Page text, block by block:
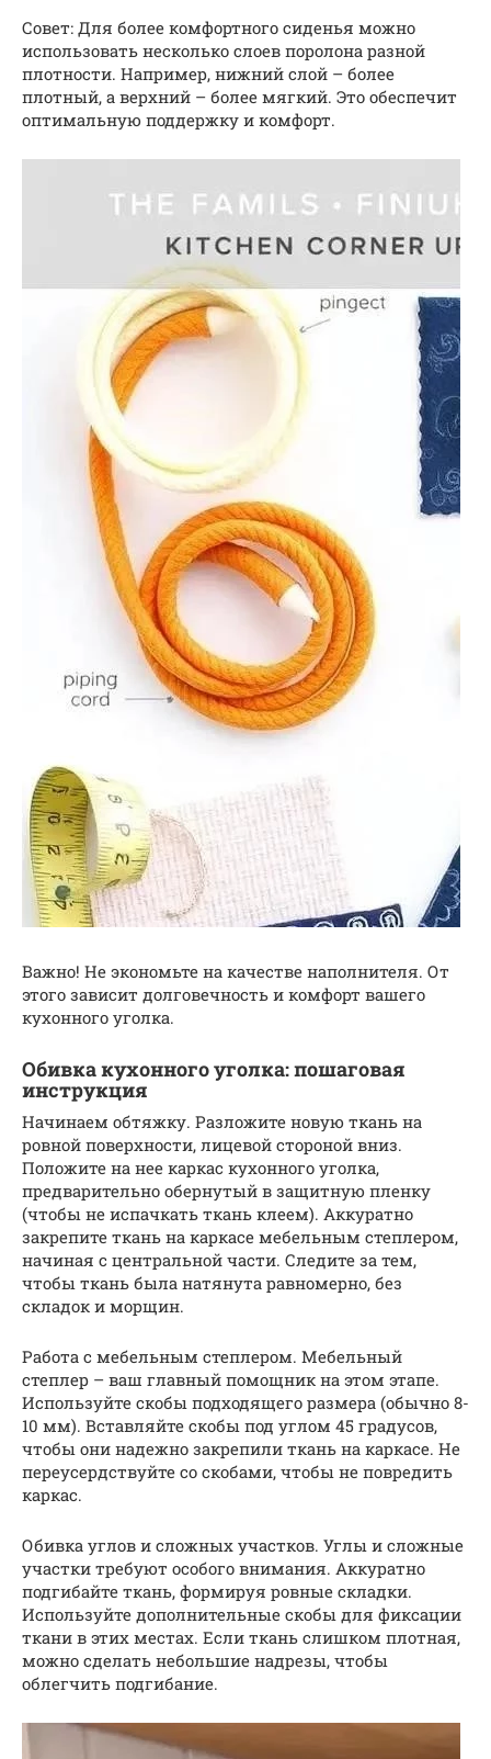
Совет: Для более комфортного сиденья можно
использовать несколько слоев поролона разной
плотности. Например, нижний слой – более
плотный, а верхний – более мягкий. Это обеспечит
оптимальную поддержку и комфорт.
Важно! Не экономьте на качестве наполнителя. От
этого зависит долговечность и комфорт вашего
кухонного уголка.
Обивка кухонного уголка: пошаговая
инструкция
Начинаем обтяжку. Разложите новую ткань на
ровной поверхности, лицевой стороной вниз.
Положите на нее каркас кухонного уголка,
предварительно обернутый в защитную пленку
(чтобы не испачкать ткань клеем). Аккуратно
закрепите ткань на каркасе мебельным степлером,
начиная с центральной части. Следите за тем,
чтобы ткань была натянута равномерно, без
складок и морщин.
Работа с мебельным степлером. Мебельный
степлер – ваш главный помощник на этом этапе.
Используйте скобы подходящего размера (обычно 8-
10 мм). Вставляйте скобы под углом 45 градусов,
чтобы они надежно закрепили ткань на каркасе. Не
переусердствуйте со скобами, чтобы не повредить
каркас.
Обивка углов и сложных участков. Углы и сложные
участки требуют особого внимания. Аккуратно
подгибайте ткань, формируя ровные складки.
Используйте дополнительные скобы для фиксации
ткани в этих местах. Если ткань слишком плотная,
можно сделать небольшие надрезы, чтобы
облегчить подгибание.